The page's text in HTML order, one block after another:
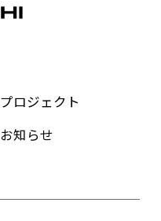
プロジェクト
お知らせ